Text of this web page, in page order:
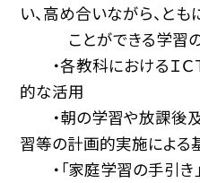
い、高め合いながら、と
ことができる学習の
・各教科におけるＩＣ
的な活用
・朝の学習や放課後
習等の計画的実施によ
・「家庭学習の手引き